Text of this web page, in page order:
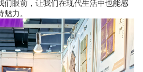
们眼前，让我们在现代生活中也能感
力。